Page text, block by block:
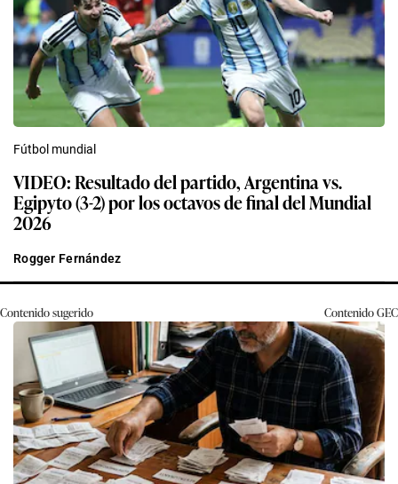
Fútbol mundial
VIDEO: Resultado del partido, Argentina vs.
Egipyto (3-2) por los octavos de final del Mundial
2026
Rogger Fernández
Contenido sugerido ContenidoGEC